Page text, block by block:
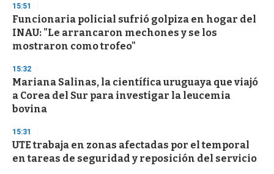
15:51
Funcionaria policial sufrió golpiza en hogar del
INAU: "Le arrancaron mechones y se los
mostraron como trofeo"
15:32
Mariana Salinas, la científica uruguaya que viajó
a Corea del Sur para investigar la leucemia
bovina
15:31
UTE trabaja en zonas afectadas por el temporal
en tareas de seguridad y reposición del servicio